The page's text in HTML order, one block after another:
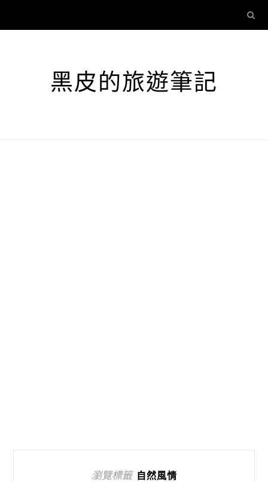
黑皮的旅遊筆記
瀏覽標籤 自然風情